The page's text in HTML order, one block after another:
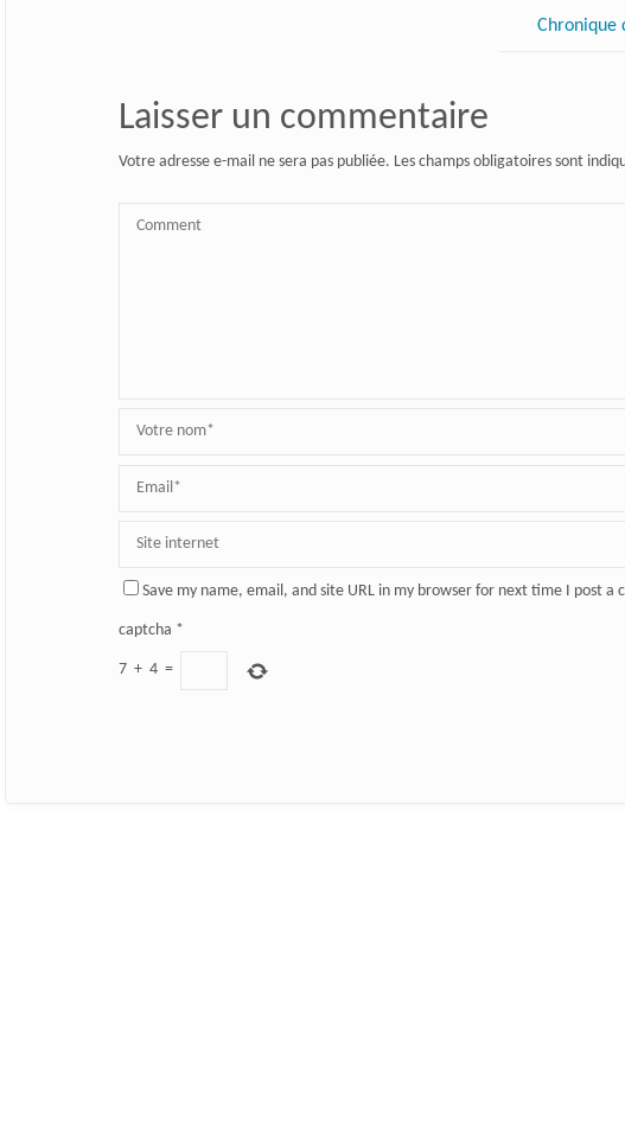
Chronique
Laisser un commentaire
Votre adresse e-mail ne sera pas publiée. Les champs obligatoires sont
Save my name, email, and site URL in my browser for next time I post a
captcha *
7 + 4 =